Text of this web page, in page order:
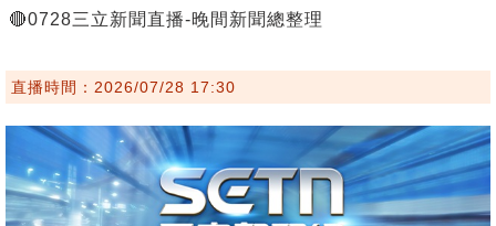
🔴0728三立新聞直播-晚間新聞總整理
直播時間：2026/07/28 17:30